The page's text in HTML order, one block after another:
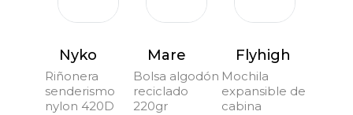
Nyko
Riñonera
senderismo
nylon 420D
Mare
Bolsa algodón
reciclado
220gr
Flyhigh
Mochila
expansible de
cabina